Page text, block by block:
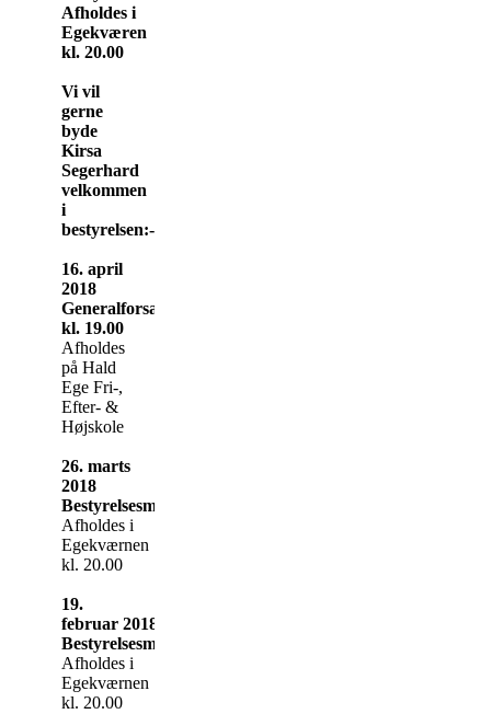
Afholdes i
Egekværen
kl. 20.00
Vi vil
gerne
byde
Kirsa
Segerhard
velkommen
i
bestyrelsen:-)
16. april
2018
Generalforsamling
kl. 19.00
Afholdes
på Hald
Ege Fri-,
Efter- &
Højskole
26. marts
2018
Bestyrelsesmøde
Afholdes i
Egekværnen
kl. 20.00
19.
februar 2018
Bestyrelsesmøde
Afholdes i
Egekværnen
kl. 20.00